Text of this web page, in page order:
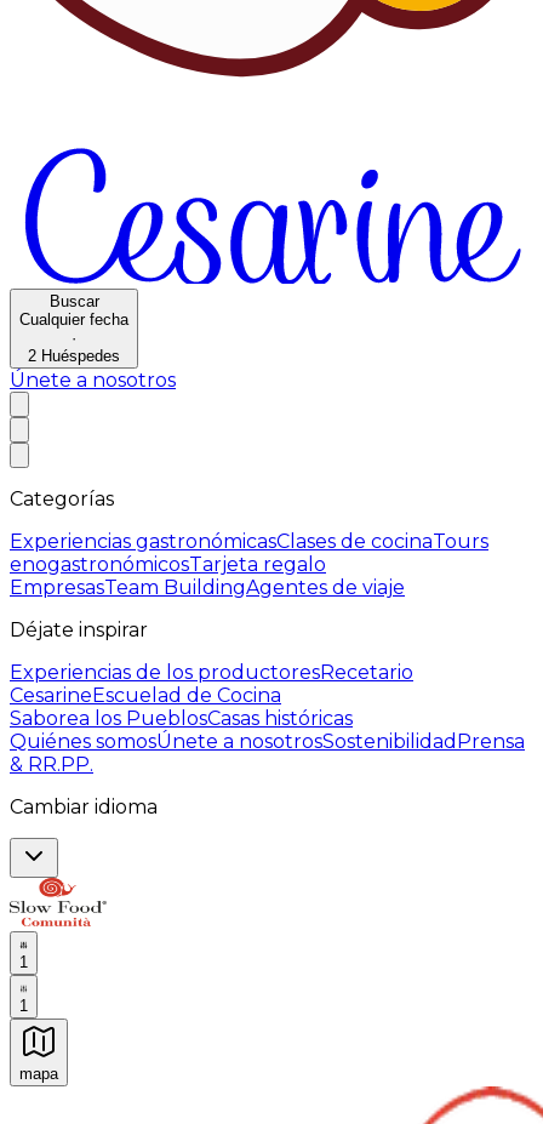
Buscar
Cualquier fecha
·
2 Huéspedes
Únete a nosotros
Categorías
Experiencias gastronómicasClases de cocinaTours
enogastronómicosTarjeta regalo
EmpresasTeam BuildingAgentes de viaje
Déjate inspirar
Experiencias de los productoresRecetario
CesarineEscuelad de Cocina
Saborea los PueblosCasas históricas
Quiénes somosÚnete a nosotrosSostenibilidad Prensa
& RR.PP.
Cambiar idioma
1
1
mapa
Experiencias culinarias inolvidables: Experiencias